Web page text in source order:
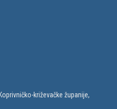
križevačke županije,